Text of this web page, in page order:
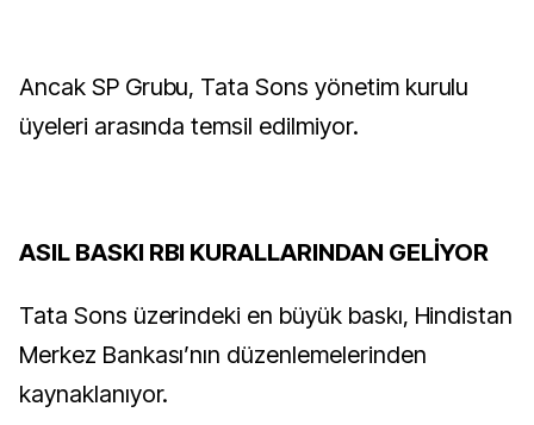
Ancak SP Grubu, Tata Sons yönetim kurulu
üyeleri arasında temsil edilmiyor.
ASIL BASKI RBI KURALLARINDAN GELİYOR
Tata Sons üzerindeki en büyük baskı, Hindistan
Merkez Bankası’nın düzenlemelerinden
kaynaklanıyor.